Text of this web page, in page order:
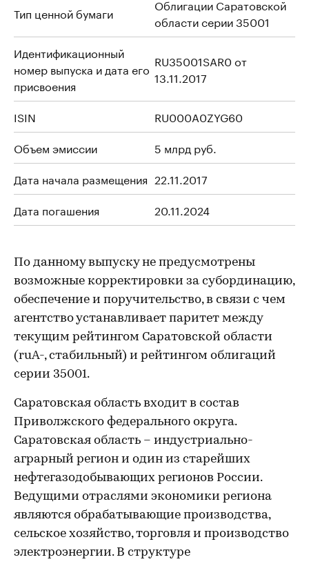
Тип ценной бумаги
Облигации Саратовской
области серии 35001
Идентификационный
номер выпуска и дата его
присвоения
RU35001SAR0 от
13.11.2017
ISIN
RU000A0ZYG60
Объем эмиссии
5 млрд руб.
Дата начала размещения 22.11.2017
Дата погашения
20.11.2024
По данному выпуску не предусмотрены
возможные корректировки за субординацию,
обеспечение и поручительство, в связи с чем
агентство устанавливает паритет между
текущим рейтингом Саратовской области
(ruА-, стабильный) и рейтингом облигаций
серии 35001.
Саратовская область входит в состав
Приволжского федерального округа.
Саратовская область – индустриально-
аграрный регион и один из старейших
нефтегазодобывающих регионов России.
Ведущими отраслями экономики региона
являются обрабатывающие производства,
сельское хозяйство, торговля и производство
электроэнергии. В структуре